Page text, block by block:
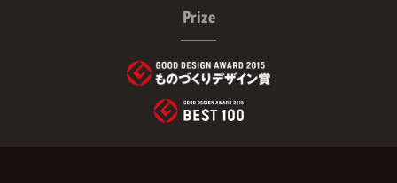
Prize